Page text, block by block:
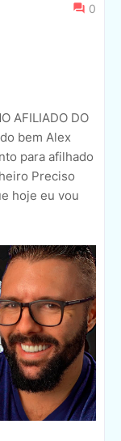
0
AFILIADO DO
bem Alex
para afilhado
Preciso
hoje eu vou